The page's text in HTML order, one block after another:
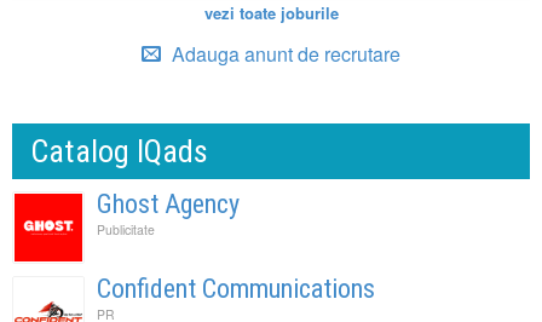
vezi toate joburile
Adauga anunt de recrutare
Catalog IQads
Ghost Agency
Publicitate
Confident Communications
PR